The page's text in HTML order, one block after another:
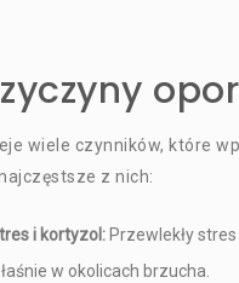
wiele czynników, które
z nich:
i kortyzol: Przewlekły
w okolicach brzucha.